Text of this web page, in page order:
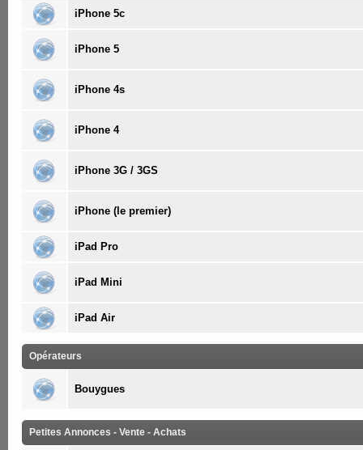
iPhone 5c
iPhone 5
iPhone 4s
iPhone 4
iPhone 3G / 3GS
iPhone (le premier)
iPad Pro
iPad Mini
iPad Air
Opérateurs
Bouygues
Petites Annonces - Vente - Achats